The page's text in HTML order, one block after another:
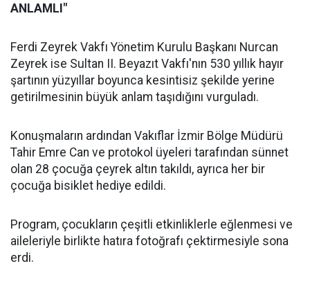
ANLAMLI"
Ferdi Zeyrek Vakfı Yönetim Kurulu Başkanı Nurcan
Zeyrek ise Sultan II. Beyazıt Vakfı'nın 530 yıllık hayır
şartının yüzyıllar boyunca kesintisiz şekilde yerine
getirilmesinin büyük anlam taşıdığını vurguladı.
Konuşmaların ardından Vakıflar İzmir Bölge Müdürü
Tahir Emre Can ve protokol üyeleri tarafından sünnet
olan 28 çocuğa çeyrek altın takıldı, ayrıca her bir
çocuğa bisiklet hediye edildi.
Program, çocukların çeşitli etkinliklerle eğlenmesi ve
aileleriyle birlikte hatıra fotoğrafı çektirmesiyle sona
erdi.